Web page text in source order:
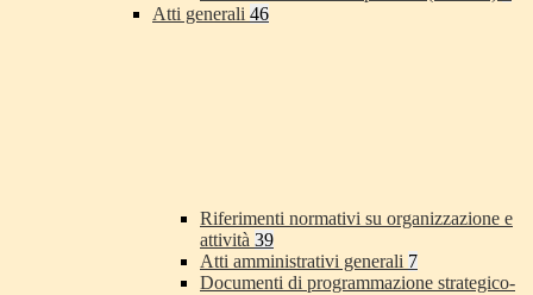
Atti generali 46
Riferimenti normativi su organizzazione e
attività 39
Atti amministrativi generali 7
Documenti di programmazione strategico-